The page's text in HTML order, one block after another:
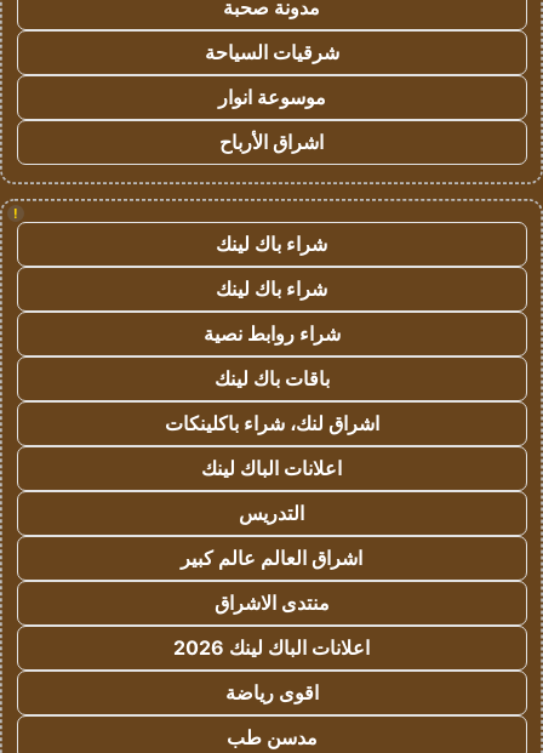
مدونة صحبة
شرقيات السياحة
موسوعة انوار
اشراق الأرباح
!
شراء باك لينك
شراء باك لينك
شراء روابط نصية
باقات باك لينك
اشراق لنك، شراء باكلينكات
اعلانات الباك لينك
التدريس
اشراق العالم عالم كبير
منتدى الاشراق
اعلانات الباك لينك 2026
اقوى رياضة
مدسن طب